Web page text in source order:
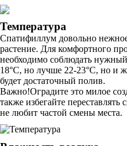
Температура
Спатифиллум довольно
растение. Для комфортного
необходимо соблюдать
18°С, но лучше 22-23°С, но и
будет достаточный полив.
Важно!Оградите это милое
также избегайте
не любит частой смены места.